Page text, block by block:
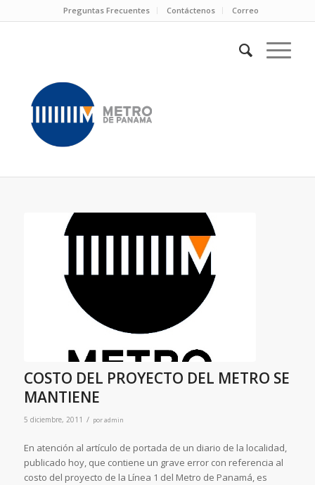
Preguntas Frecuentes Contáctenos Correo
COSTO DEL PROYECTO DEL METRO SE
MANTIENE
5 diciembre, 2011 / poradmin
En atención al artículo de portada de un diario de la localidad,
publicado hoy, que contiene un grave error con referencia al
costo del proyecto de la Línea 1 del Metro de Panamá, es